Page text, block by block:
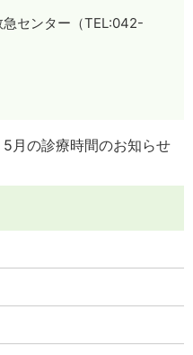
急センター（TEL:042-
5月の診療時間のお知らせ